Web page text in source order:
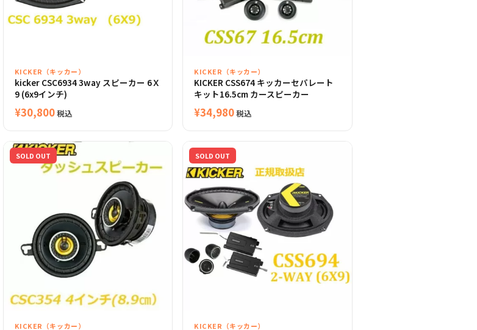
KICKER（キッカー）
kicker CSC6934 3way スピーカー 6Ｘ
9 (6x9インチ)
¥30,800税込
KICKER（キッカー）
KICKER CSS674 キッカーセパレート
キット16.5cm カースピーカー
¥34,980税込
SOLD OUT
KICKER（キッカー）
SOLD OUT
KICKER（キッカー）